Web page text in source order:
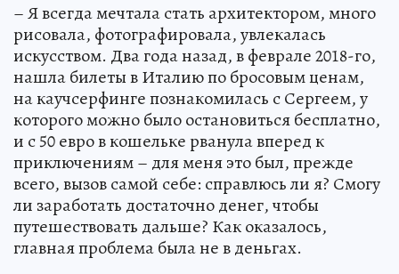
– Я всегда мечтала стать архитектором, много
рисовала, фотографировала, увлекалась
искусством. Два года назад, в феврале 2018-го,
нашла билеты в Италию по бросовым ценам,
на каучсерфинге познакомилась с Сергеем, у
которого можно было остановиться бесплатно,
и с 50 евро в кошельке рванула вперед к
приключениям – для меня это был, прежде
всего, вызов самой себе: справлюсь ли я? Смогу
ли заработать достаточно денег, чтобы
путешествовать дальше? Как оказалось,
главная проблема была не в деньгах.